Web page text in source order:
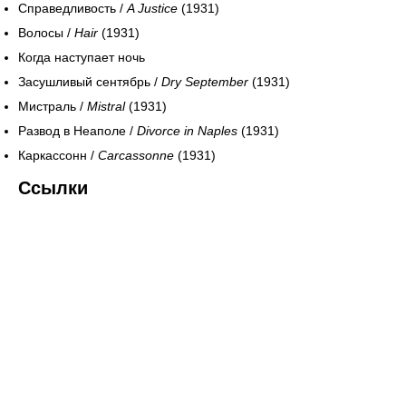
Справедливость / A Justice (1931)
Волосы / Hair (1931)
Когда наступает ночь
Засушливый сентябрь / Dry September (1931)
Мистраль / Mistral(1931)
Развод в Неаполе / Divorce in Naples (1931)
Каркассонн / Carcassonne (1931)
Ссылки